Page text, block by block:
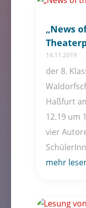
„News
14.11.2019
der 8.
Haßfurt
12.19 um
vier
mehr